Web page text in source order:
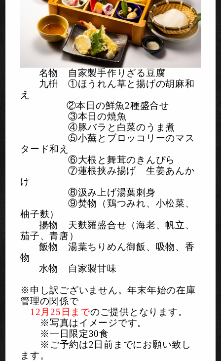
名物 自家製手作りざる豆腐
九枡 ①ほうれん草と揚げの胡麻和
え
②本日の鮮魚2種盛合せ
③本日の焼魚
④豚バラと白菜のうま煮
⑤小蕪とブロッコリーのマス
タード和え
⑥大根と舞茸のきんぴら
⑦蓮根挟み揚げ 生姜あんか
け
⑧汲み上げ湯葉刺身
⑨焚物（鶏つみれ、小松菜、
柚子麩）
揚物 天麩羅盛合せ（海老、帆立、
茄子、青唐）
飯物 湯葉ちりめん御飯、吸物、香
物
水物 自家製甘味
※申し訳ございません。年末年始の在庫
管理の関係で
12 月25日までのご提供となります。
※写真はイメージです。
※一日限定30食
※ご予約は2 日前までにお願い致し
ます。